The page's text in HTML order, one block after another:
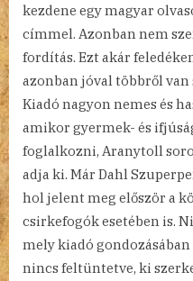
kezdene egy magyar
címmel. Azonban nem
fordítás. Ezt akár
azonban jóval többről van
Kiadó nagyon nemes és
amikor gyermek- és
foglalkozni, Aranytoll
adja ki. Már Dahl
hol jelent meg először a
csirkefogók esetében is.
mely kiadó
nincs feltüntetve, ki